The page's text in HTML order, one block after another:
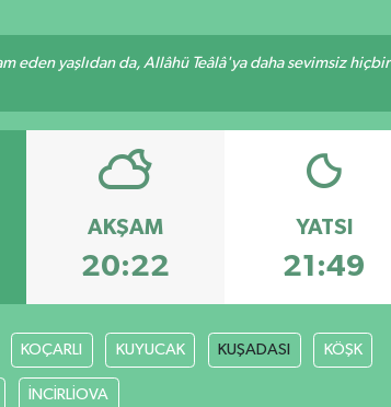
eden yaşlıdan da, Allâhü Teâlâ'ya daha sevimsiz hiçbir
AKŞAM
20:22
YATSI
21:49
KOÇARLI KUYUCAK KUŞADASI KÖŞK
İNCİRLİOVA